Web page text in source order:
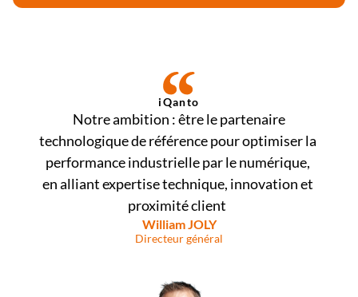
iQanto
technologique de référence pour optimiser la
performance industrielle par le numérique,
en alliant expertise technique, innovation et
proximité client
William JOLY
Directeur général